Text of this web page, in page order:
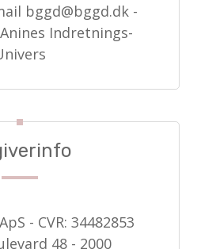
bggd@bggd.dk-
Indretnings-
- CVR: 34482853
48 - 2000